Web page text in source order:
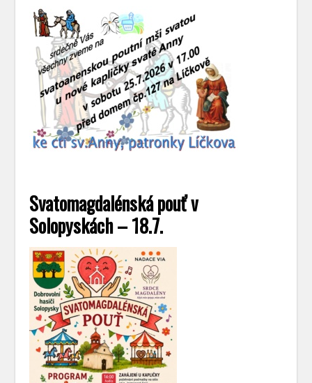
Svatomagdalénská pouť v
Solopyskách – 18.7.